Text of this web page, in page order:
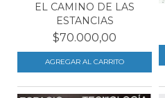
EL CAMINO DE LAS
ESTANCIAS
$70.000,00